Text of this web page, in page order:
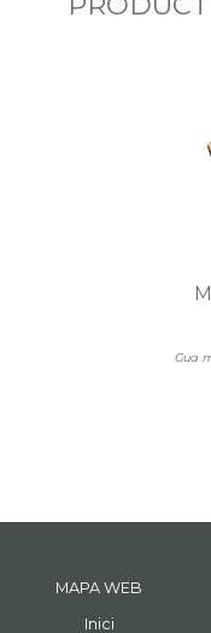
Gua
MAPA WEB
Inici